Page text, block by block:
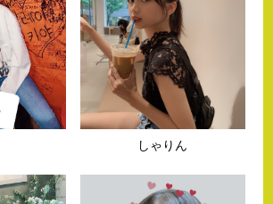
しゃりん